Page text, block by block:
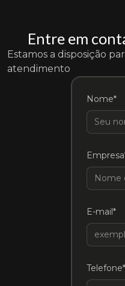
Entre em
Estamos a disposição
atendimento
Nome*
E-mail*
Telefone*